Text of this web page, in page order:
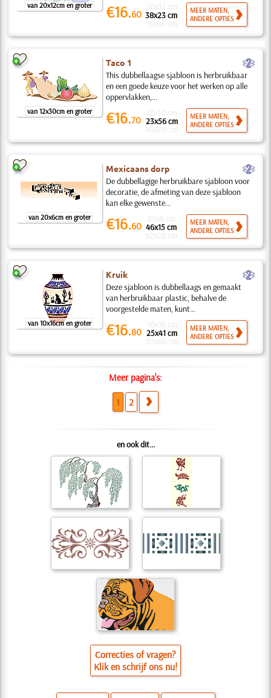
van 20x12cm en groter €16.60 38x23 cm
MEER MATEN,
ANDERE OPTIES
van 12x30cm en groter
Taco 1 b
This dubbellaagse sjabloon is herbruikbaar
en een goede keuze voor het werken op alle
oppervlakken,...
€16.70 23x56 cm
MEER MATEN,
ANDERE OPTIES
van 20x6cm en groter
Mexicaans dorp b
De dubbellagige herbruikbare sjabloon voor
decoratie, de afmeting van deze sjabloon
kan elke gewenste...
€16.60 46x15 cm
MEER MATEN,
ANDERE OPTIES
van 10x16cm en groter
Kruik b
Deze sjabloon is dubbellaags en gemaakt
van herbruikbaar plastic, behalve de
voorgestelde maten, kunt...
€16.80 25x41 cm
MEER MATEN,
ANDERE OPTIES
Meer pagina's:
1 2
en ook dit...
Correcties of vragen?
Klik en schrijf ons nu!